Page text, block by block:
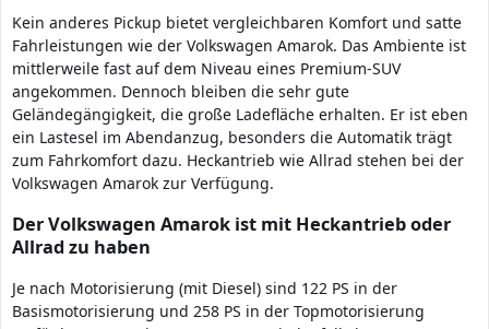
Kein anderes Pickup bietet vergleichbaren Komfort und satte
Fahrleistungen wie der Volkswagen Amarok. Das Ambiente ist
mittlerweile fast auf dem Niveau eines Premium-SUV
angekommen. Dennoch bleiben die sehr gute
Geländegängigkeit, die große Ladefläche erhalten. Er ist eben
ein Lastesel im Abendanzug, besonders die Automatik trägt
zum Fahrkomfort dazu. Heckantrieb wie Allrad stehen bei der
Volkswagen Amarok zur Verfügung.
Der Volkswagen Amarok ist mit Heckantrieb oder
Allrad zu haben
Je nach Motorisierung (mit Diesel) sind 122 PS in der
Basismotorisierung und 258 PS in der Topmotorisierung